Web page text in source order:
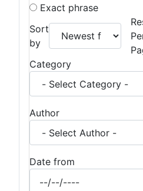
Exact phrase
Sort
by
Category
Author
Date from